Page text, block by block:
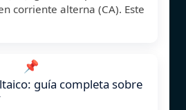
corriente alterna (CA). Este
📌
guía completa sobre